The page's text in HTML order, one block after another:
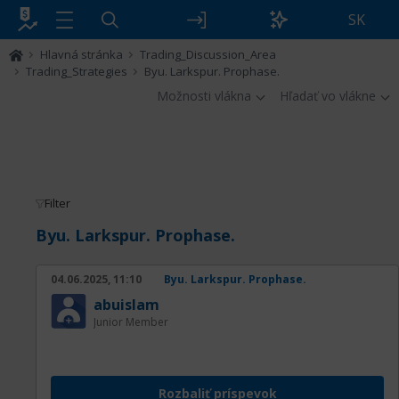
SK
Hlavná stránka
Trading_Discussion_Area
Trading_Strategies
Byu. Larkspur. Prophase.
Možnosti vlákna Hľadať vo vlákne
Filter
Byu. Larkspur. Prophase.
04.06.2025, 11:10 Byu. Larkspur. Prophase.
abuislam
Junior Member
Rozbaliť príspevok